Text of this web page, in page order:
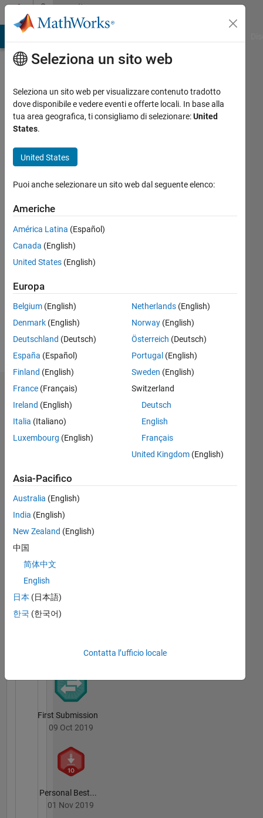
Vai al contenutoCommunity
Profile
Huthaifa
Almogdady
Attivo
Messaggio
computer
science
student
Badge
Huthaifa
Almogdady's
Badge
Badge
30 May 2017
File
First Submission
09 Oct 2019
Personal Best...
01 Nov 2019
Seleziona un sito web
Seleziona un sito web per visualizzare contenuto tradotto
dove disponibile e vedere eventi e offerte locali. In base alla
tua area geografica, ti consigliamo di selezionare:United
States.
United States
Puoi anche selezionare un sito web dal seguente elenco:
Americhe
América Latina (Español)
Canada (English)
United States (English)
Europa
Belgium (English)
Denmark (English)
Deutschland (Deutsch)
España (Español)
Finland (English)
France (Français)
Ireland (English)
Italia (Italiano)
Luxembourg (English)
Netherlands(English)
Norway(English)
Österreich (Deutsch)
Portugal (English)
Sweden (English)
Switzerland
Deutsch
English
Français
United Kingdom(English)
Asia-Pacifico
Australia (English)
India (English)
New Zealand (English)
中国
简体中文
English
日本 (日本語)
한국 (한국어)
Contatta l’ufficio locale